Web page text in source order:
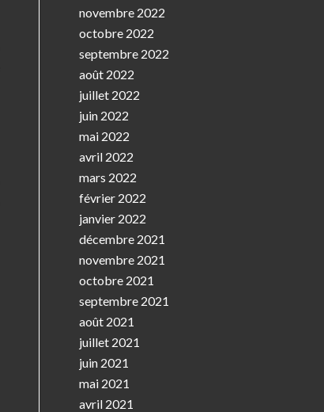
novembre 2022
octobre 2022
septembre 2022
août 2022
juillet 2022
juin 2022
mai 2022
avril 2022
mars 2022
février 2022
janvier 2022
décembre 2021
novembre 2021
octobre 2021
septembre 2021
août 2021
juillet 2021
juin 2021
mai 2021
avril 2021